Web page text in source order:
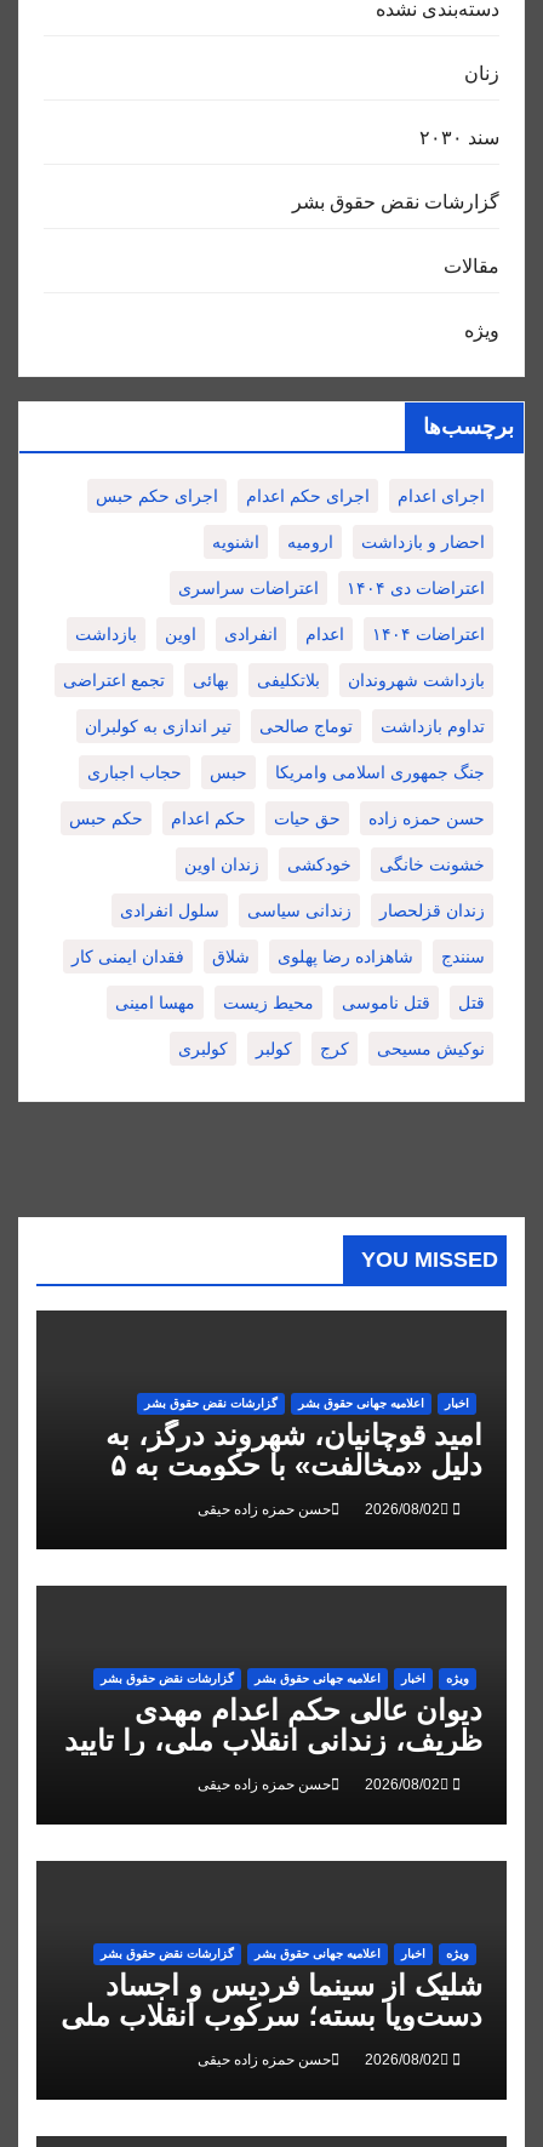
دسته‌بندی نشده
زنان
سند ٢٠٣٠
گزارشات نقض حقوق بشر
مقالات
ویژه
برچسب‌ها
اجرای اعدام اجرای حکم اعدام اجرای حکم حبس
احضار و بازداشت ارومیه اشنویه
اعتراضات دی ۱۴۰۴ اعتراضات سراسری
اعتراضات ۱۴۰۴ اعدام انفرادی اوین بازداشت
بازداشت شهروندان بلاتکلیفی بهائی تجمع اعتراضی
تداوم بازداشت توماج صالحی تیر اندازی به کولبران
جنگ جمهوری اسلامی وامریکا حبس حجاب اجباری
حسن حمزه زاده حق حیات حکم اعدام حکم حبس
خشونت خانگی خودکشی زندان اوین
زندان قزلحصار زندانی سیاسی سلول انفرادی
سنندج شاهزاده رضا پهلوی شلاق فقدان ایمنی کار
قتل قتل ناموسی محیط زیست مهسا امینی
نوکیش مسیحی کرج کولبر کولبری
YOU MISSED
اخبار اعلاميه جهانی حقوق بشر گزارشات نقض حقوق بشر
امید قوچانیان، شهروند درگز، به
دلیل «مخالفت» با حکومت به ۵
سال زندان محکوم شد
حسن حمزه زاده حیقی
ویژه اخبار اعلاميه جهانی حقوق بشر گزارشات نقض حقوق بشر
دیوان عالی حکم اعدام مهدی
ظریف، زندانی انقلاب ملی، را تایید
کرد
حسن حمزه زاده حیقی
ویژه اخبار اعلاميه جهانی حقوق بشر گزارشات نقض حقوق بشر
شلیک از سینما فردیس و اجساد
دست‌وپا بسته؛ سرکوب انقلاب ملی
در البرز
حسن حمزه زاده حیقی